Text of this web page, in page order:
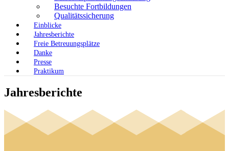
Besuchte Fortbildungen
Qualitätssicherung
Einblicke
Jahresberichte
Freie Betreuungsplätze
Danke
Presse
Praktikum
Jahresberichte